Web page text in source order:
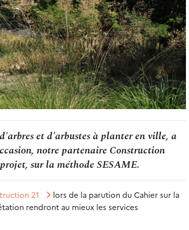
et d'arbustes à planter en ville, a
notre partenaire Construction
sur la méthode SESAME.
21
lors de la parution du Cahier sur la
rendront au mieux les services